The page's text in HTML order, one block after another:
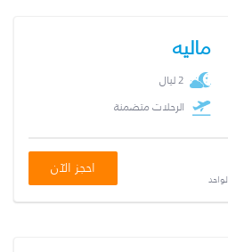
ماليه
2 ليال
الرحلات متضمنة
احجز الآن